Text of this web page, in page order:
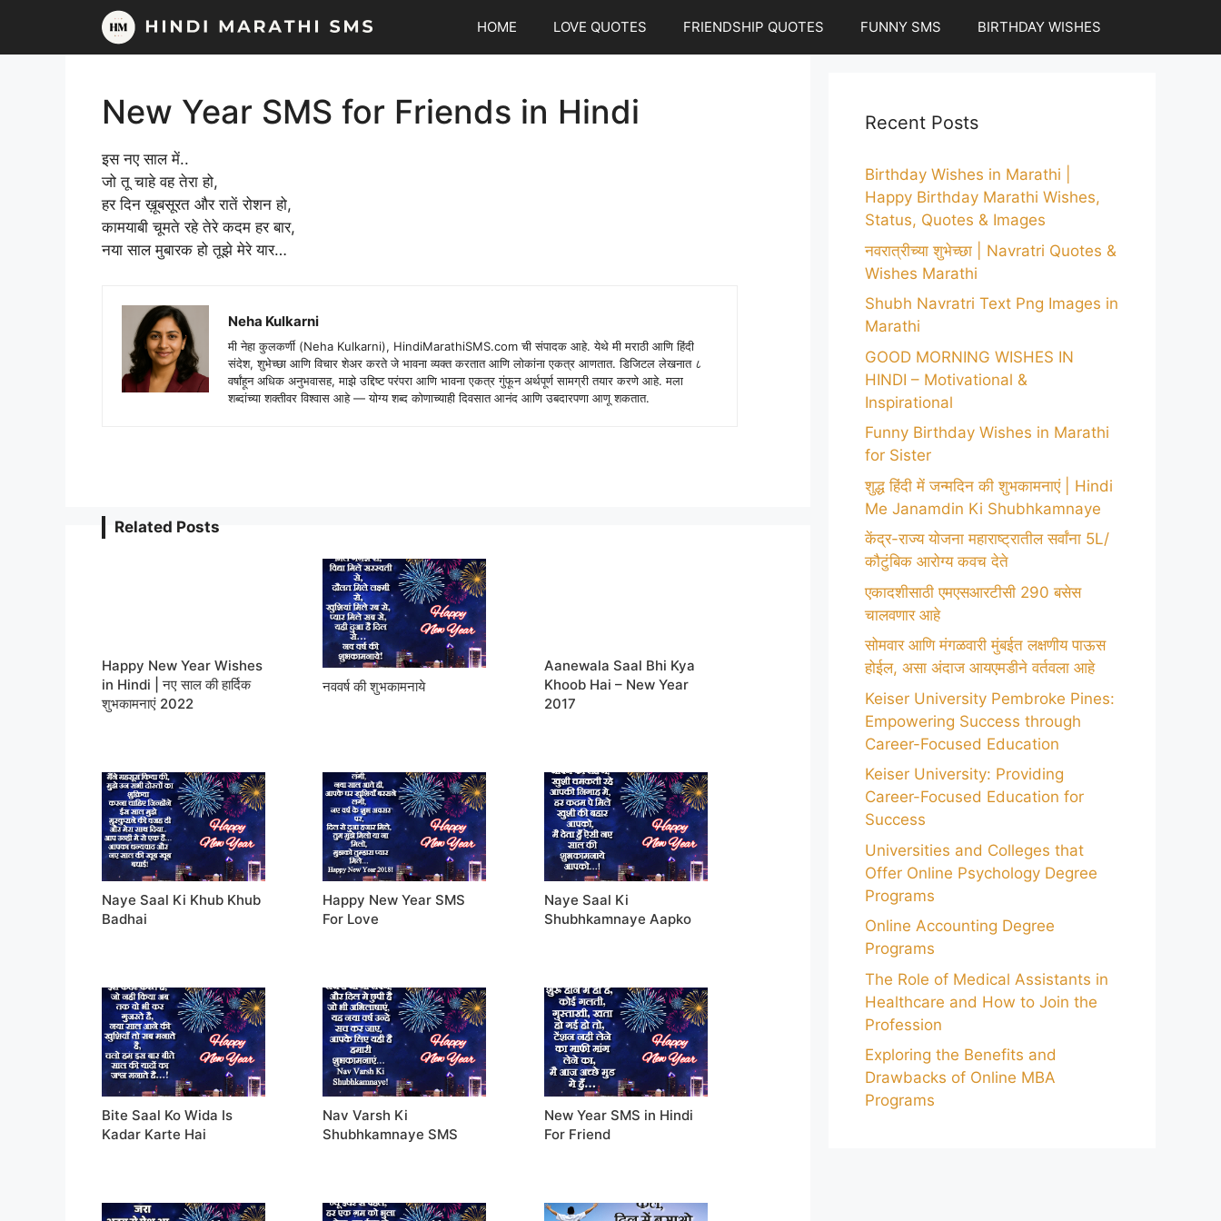
content
HOME LOVE QUOTES FRIENDSHIP QUOTES FUNNY SMS BIRTHDAY WISHES
New Year SMS for Friends in Hindi
इस नए साल में..
जो तू चाहे वह तेरा हो,
हर दिन ख़ूबसूरत और रातें रोशन हो,
कामयाबी चूमते रहे तेरे कदम हर बार,
नया साल मुबारक हो तूझे मेरे यार…
Neha Kulkarni
मी नेहा कुलकर्णी (Neha Kulkarni), HindiMarathiSMS.com ची संपादक आहे. येथे मी मराठी आणि हिंदी
संदेश, शुभेच्छा आणि विचार शेअर करते जे भावना व्यक्त करतात आणि लोकांना एकत्र आणतात. डिजिटल लेखनात ८
वर्षांहून अधिक अनुभवासह, माझे उद्दिष्ट परंपरा आणि भावना एकत्र गुंफून अर्थपूर्ण सामग्री तयार करणे आहे. मला
शब्दांच्या शक्तीवर विश्वास आहे — योग्य शब्द कोणाच्याही दिवसात आनंद आणि उबदारपणा आणू शकतात.
Related Posts
Happy New Year Wishes
in Hindi | नए साल की हार्दिक
शुभकामनाएं 2022
नववर्ष की शुभकामनाये
Aanewala Saal Bhi Kya
Khoob Hai – New Year
2017
Naye Saal Ki Khub Khub
Badhai
Happy New Year SMS
For Love
Naye Saal Ki
Shubhkamnaye Aapko
Bite Saal Ko Wida Is
Kadar Karte Hai
Nav Varsh Ki
Shubhkamnaye SMS
New Year SMS in Hindi
For Friend
Recent Posts
Birthday Wishes in Marathi |
Happy Birthday Marathi Wishes,
Status, Quotes & Images
नवरात्रीच्या शुभेच्छा | Navratri Quotes &
Wishes Marathi
Shubh Navratri Text Png Images in
Marathi
GOOD MORNING WISHES IN
HINDI – Motivational &
Inspirational
Funny Birthday Wishes in Marathi
for Sister
शुद्ध हिंदी में जन्मदिन की शुभकामनाएं | Hindi
Me Janamdin Ki Shubhkamnaye
केंद्र-राज्य योजना महाराष्ट्रातील सर्वांना 5L/
कौटुंबिक आरोग्य कवच देते
एकादशीसाठी एमएसआरटीसी 290 बसेस
चालवणार आहे
सोमवार आणि मंगळवारी मुंबईत लक्षणीय पाऊस
होईल, असा अंदाज आयएमडीने वर्तवला आहे
Keiser University Pembroke Pines:
Empowering Success through
Career-Focused Education
Keiser University: Providing
Career-Focused Education for
Success
Universities and Colleges that
Offer Online Psychology Degree
Programs
Online Accounting Degree
Programs
The Role of Medical Assistants in
Healthcare and How to Join the
Profession
Exploring the Benefits and
Drawbacks of Online MBA
Programs